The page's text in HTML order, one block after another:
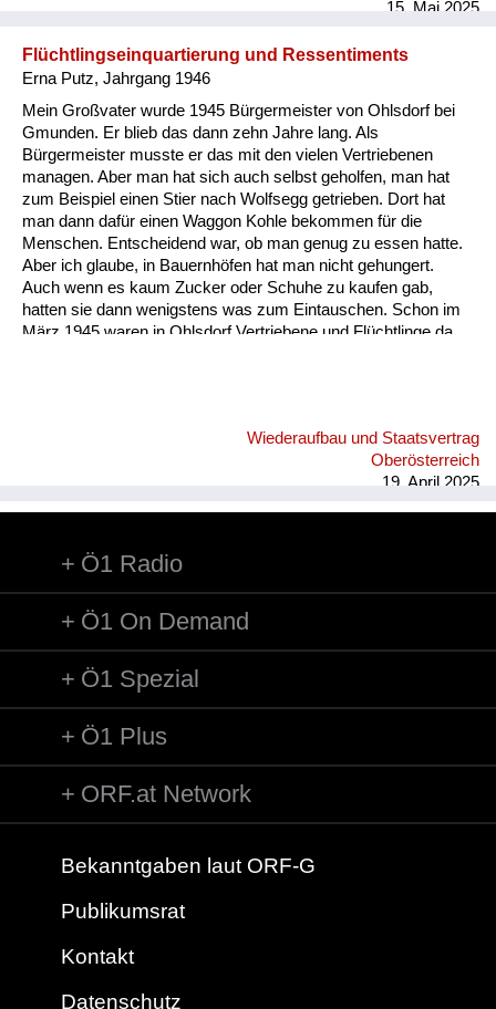
15. Mai 2025
Flüchtlingseinquartierung und Ressentiments
Erna Putz, Jahrgang 1946
Mein Großvater wurde 1945 Bürgermeister von Ohlsdorf bei
Gmunden. Er blieb das dann zehn Jahre lang. Als
Bürgermeister musste er das mit den vielen Vertriebenen
managen. Aber man hat sich auch selbst geholfen, man hat
zum Beispiel einen Stier nach Wolfsegg getrieben. Dort hat
man dann dafür einen Waggon Kohle bekommen für die
Menschen. Entscheidend war, ob man genug zu essen hatte.
Aber ich glaube, in Bauernhöfen hat man nicht gehungert.
Auch wenn es kaum Zucker oder Schuhe zu kaufen gab,
hatten sie dann wenigstens was zum Eintauschen. Schon im
März 1945 waren in Ohlsdorf Vertriebene und Flüchtlinge da.
Jahrzehnte lebendig geblieben von den Einquartierten und den
dann wieder auf die Beine Gekommenen. In den 1950er
Jahren, da war ich so sieben, acht, da hat ein Mann i...
Wiederaufbau und Staatsvertrag
Oberösterreich
19. April 2025
Ö1 Radio
Ö1 On Demand
Ö1 Spezial
Ö1 Plus
ORF.at Network
Bekanntgaben laut ORF-G
Publikumsrat
Kontakt
Datenschutz